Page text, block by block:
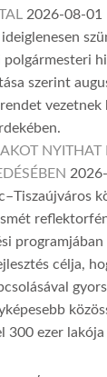
2026-08-01
szerint
vezetnek
NYITHAT
célja,
300 ezer lakója